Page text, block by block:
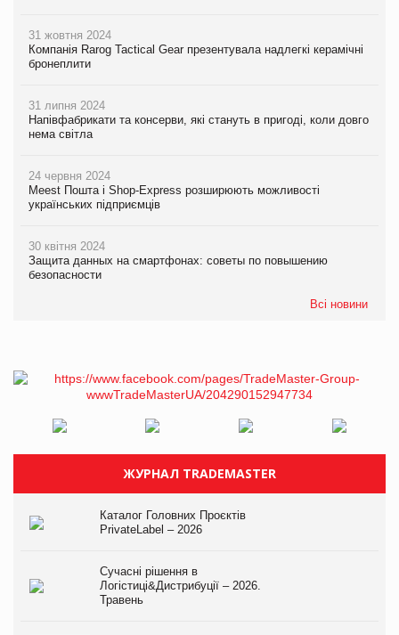
31 жовтня 2024
Компанія Rarog Tactical Gear презентувала надлегкі керамічні
бронеплити
31 липня 2024
Напівфабрикати та консерви, які стануть в пригоді, коли довго
нема світла
24 червня 2024
Meest Пошта і Shop-Express розширюють можливості
українських підприємців
30 квітня 2024
Защита данных на смартфонах: советы по повышению
безопасности
Всі новини
ЖУРНАЛ TRADEMASTER
Каталог Головних Проєктів
PrivateLabel – 2026
Сучасні рішення в
Логістиці&Дистрибуції – 2026.
Травень